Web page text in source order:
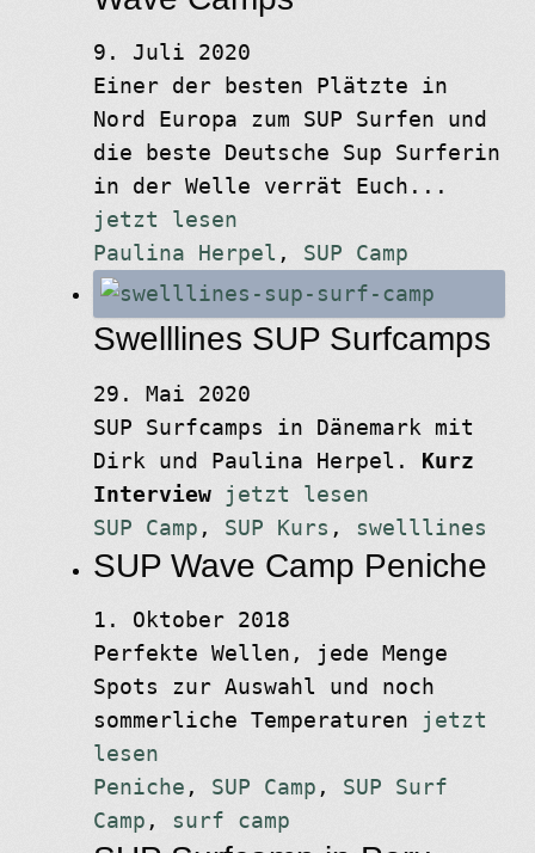
9. Juli 2020
Einer der besten Plätzte in
Nord Europa zum SUP Surfen und
die beste Deutsche Sup Surferin
in der Welle verrät Euch...
jetzt lesen
Paulina Herpel , SUP Camp
Swelllines SUP Surfcamps
29. Mai 2020
SUP Surfcamps in Dänemark mit
Dirk und Paulina Herpel. Kurz
Interview
jetzt lesen
SUP Camp , SUP Kurs , swelllines
SUP Wave Camp Peniche
1. Oktober 2018
Perfekte Wellen, jede Menge
Spots zur Auswahl und noch
sommerliche Temperaturen
jetzt
lesen
Peniche , SUP Camp , SUP Surf
Camp , surf camp